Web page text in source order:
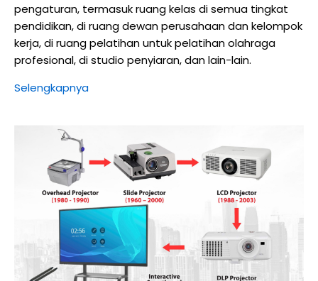
pengaturan, termasuk ruang kelas di semua tingkat
pendidikan, di ruang dewan perusahaan dan kelompok
kerja, di ruang pelatihan untuk pelatihan olahraga
profesional, di studio penyiaran, dan lain-lain.
Selengkapnya